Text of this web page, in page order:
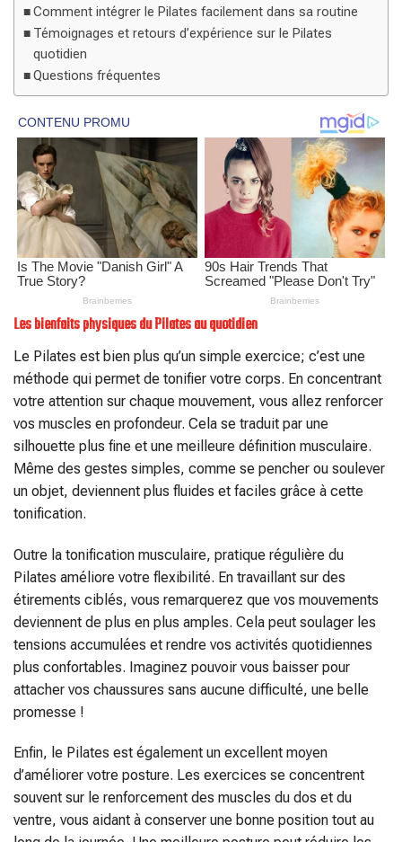
Comment intégrer le Pilates facilement dans sa routine
Témoignages et retours d’expérience sur le Pilates
quotidien
Questions fréquentes
Les bienfaits physiques du Pilates au quotidien
Le Pilates est bien plus qu’un simple exercice; c’est une
méthode qui permet de tonifier votre corps. En concentrant
votre attention sur chaque mouvement, vous allez renforcer
vos muscles en profondeur. Cela se traduit par une
silhouette plus fine et une meilleure définition musculaire.
Même des gestes simples, comme se pencher ou soulever
un objet, deviennent plus fluides et faciles grâce à cette
tonification.
Outre la tonification musculaire, pratique régulière du
Pilates améliore votre flexibilité. En travaillant sur des
étirements ciblés, vous remarquerez que vos mouvements
deviennent de plus en plus amples. Cela peut soulager les
tensions accumulées et rendre vos activités quotidiennes
plus confortables. Imaginez pouvoir vous baisser pour
attacher vos chaussures sans aucune difficulté, une belle
promesse !
Enfin, le Pilates est également un excellent moyen
d’améliorer votre posture. Les exercices se concentrent
souvent sur le renforcement des muscles du dos et du
ventre, vous aidant à conserver une bonne position tout au